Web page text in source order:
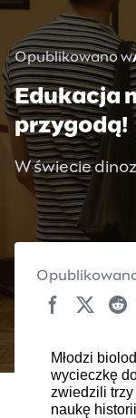
Opublikowano w
Edukacja
przygodą!
W świecie
Młodzi
wycieczkę
zwiedzili trzy
naukę